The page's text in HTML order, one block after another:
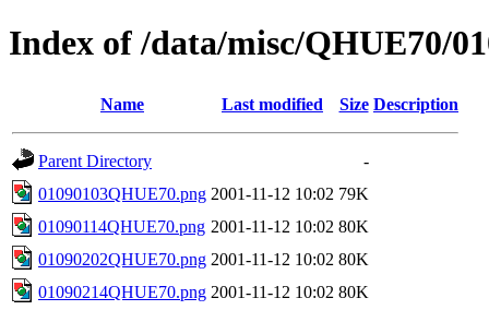
Index of /data/misc/QHUE70/
Name Last modified Size Description
Parent Directory
-
01090103QHUE70.png 2001-11-12 10:02 79K
01090114QHUE70.png 2001-11-12 10:02 80K
01090202QHUE70.png 2001-11-12 10:02 80K
01090214QHUE70.png 2001-11-12 10:02 80K